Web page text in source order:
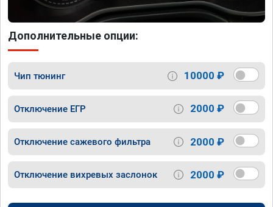
Дополнительные опции:
Чип тюнинг 10000 ₽
Отключение ЕГР 2000 ₽
Отключение сажевого фильтра 2000 ₽
Отключение вихревых заслонок 2000 ₽